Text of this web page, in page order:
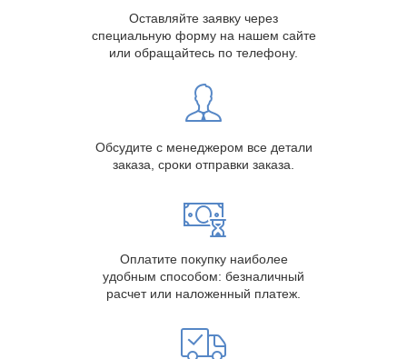
Оставляйте заявку через
специальную форму на нашем сайте
или обращайтесь по телефону.
Обсудите с менеджером все детали
заказа, сроки отправки заказа.
Оплатите покупку наиболее
удобным способом: безналичный
расчет или наложенный платеж.